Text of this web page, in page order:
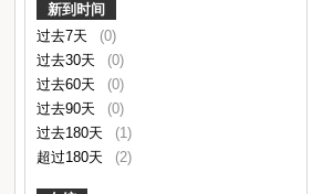
新到时间
过去7天
(0)
过去30天
(0)
过去60天
(0)
过去90天
(0)
过去180天
(1)
超过180天
(2)